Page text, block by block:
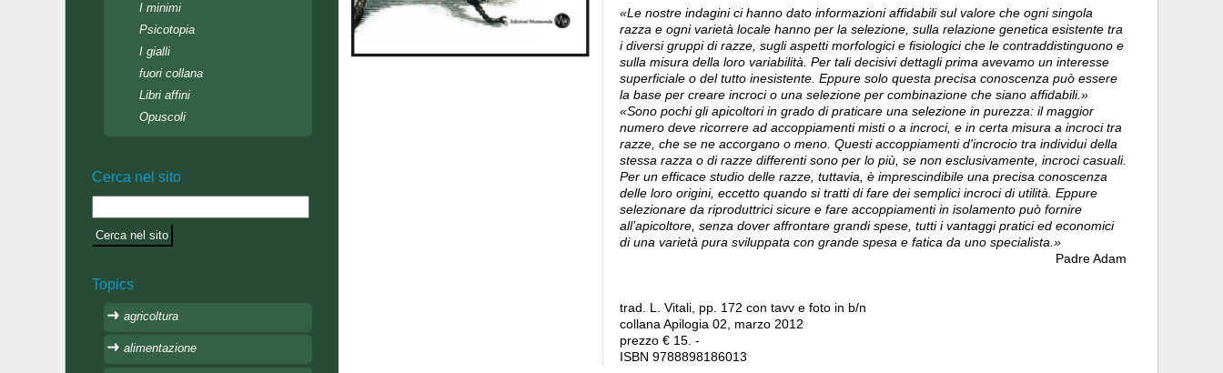
«Le nostre indagini ci hanno dato informazioni affidabili sul valore che ogni singola
razza e ogni varietà locale hanno per la selezione, sulla relazione genetica esistente tra
i diversi gruppi di razze, sugli aspetti morfologici e fisiologici che le contraddistinguono e
sulla misura della loro variabilità. Per tali decisivi dettagli prima avevamo un interesse
superficiale o del tutto inesistente. Eppure solo questa precisa conoscenza può essere
la base per creare incroci o una selezione per combinazione che siano affidabili.»
«Sono pochi gli apicoltori in grado di praticare una selezione in purezza: il maggior
numero deve ricorrere ad accoppiamenti misti o a incroci, e in certa misura a incroci tra
razze, che se ne accorgano o meno. Questi accoppiamenti d'incrocio tra individui della
stessa razza o di razze differenti sono per lo più, se non esclusivamente, incroci casuali.
Per un efficace studio delle razze, tuttavia, è imprescindibile una precisa conoscenza
delle loro origini, eccetto quando si tratti di fare dei semplici incroci di utilità. Eppure
selezionare da riproduttrici sicure e fare accoppiamenti in isolamento può fornire
all’apicoltore, senza dover affrontare grandi spese, tutti i vantaggi pratici ed economici
di una varietà pura sviluppata con grande spesa e fatica da uno specialista.»
Padre Adam
trad. L. Vitali, pp. 172 con tavv e foto in b/n
collana Apilogia 02, marzo 2012
prezzo € 15. -
ISBN 9788898186013
I minimi
Psicotopia
I gialli
fuori collana
Libri affini
Opuscoli
Cerca nel sito
Topics
agricoltura
alimentazione